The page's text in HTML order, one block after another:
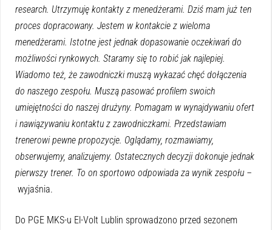
research. Utrzymuję kontakty z menedżerami. Dziś mam już ten
proces dopracowany. Jestem w kontakcie z wieloma
menedżerami. Istotne jest jednak dopasowanie oczekiwań do
możliwości rynkowych. Staramy się to robić jak najlepiej.
Wiadomo też, że zawodniczki muszą wykazać chęć dołączenia
do naszego zespołu. Muszą pasować profilem swoich
umiejętności do naszej drużyny. Pomagam w wynajdywaniu ofert
i nawiązywaniu kontaktu z zawodniczkami. Przedstawiam
trenerowi pewne propozycje. Oglądamy, rozmawiamy,
obserwujemy, analizujemy. Ostatecznych decyzji dokonuje jednak
pierwszy trener. To on sportowo odpowiada za wynik zespołu –
wyjaśnia.
Do PGE MKS-u El-Volt Lublin sprowadzono przed sezonem